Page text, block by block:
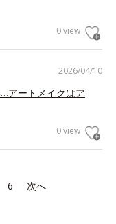
0 view
2026/04/10
アートメイクはア
0 view
6 次へ